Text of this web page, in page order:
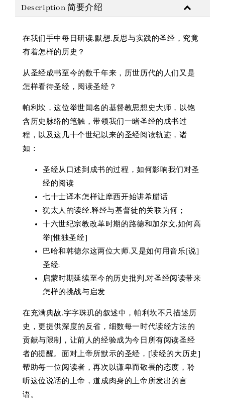
Description 简要介绍
在我们手中每日研读.默想.反思与实践的圣经，究竟
有着怎样的历史？
从圣经成书至今的数千年来，历世历代的人们又是
怎样看待圣经，阅读圣经？
帕利坎，这位举世闻名的基督教思想史大师，以饱
含历史脉络的笔触，带领我们一睹圣经的成书过
程，以及这几十个世纪以来的圣经阅读轨迹，诸
如：
圣经从口述到成书的过程，如何影响我们对圣
经的阅读
七十士译本怎样让摩西开始讲希腊话
犹太人的读经.释经与基督徒的关联为何；
十六世纪宗教改革时期的路德和加尔文,如何高
举[惟独圣经]
巴哈和韩德尔这两位大师,又是如何用音乐[说]
圣经;
启蒙时期延续至今的历史批判,对圣经阅读带来
怎样的挑战与启发
在充满典故.字字珠玑的叙述中，帕利坎不只描述历
史，更提供深度的反省，细数每一时代读经方法的
贡献与限制，让前人的经验成为今日所有阅读圣经
者的提醒。面对上帝所默示的圣经，[读经的大历史]
帮助每一位阅读者，再次以谦卑而敬畏的态度，聆
听这位说话的上帝，道成肉身的上帝所发出的言
语。